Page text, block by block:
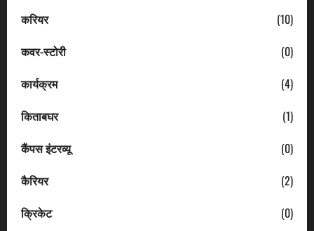
करियर
(10)
कवर-स्टोरी
(0)
कार्यक्रम
(4)
किताबघर
(1)
कैंपस इंटरव्यू
(0)
कैरियर
(2)
क्रिकेट
(0)